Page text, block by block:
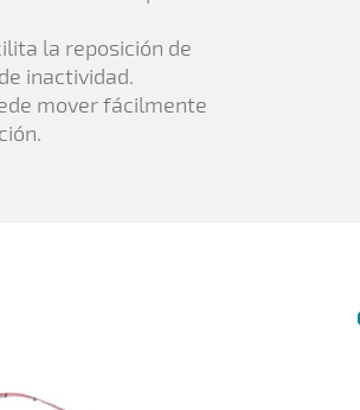
la reposición de
inactividad.
mover fácilmente